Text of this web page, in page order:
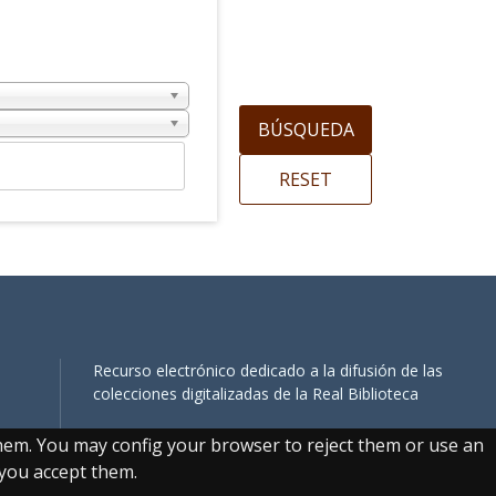
You may config your browser to reject them or use an
accept them.
Recurso electrónico dedicado a la difusión de las
colecciones digitalizadas de la Real Biblioteca